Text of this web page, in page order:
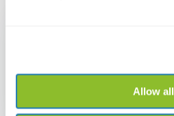
Allow all
€ 145,92 € 126,47